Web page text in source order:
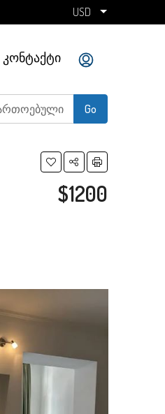
USD
ᲙᲝᲜᲢᲐᲥᲢᲘ
Go
$1200